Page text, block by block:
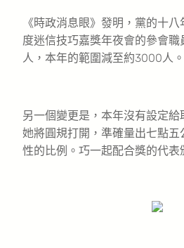
《時政消息眼》發明，黨的十
度迷信技巧嘉獎年夜會的參會
人，本年的範圍減至約3000人。
另一個變更是，本年沒有設定給
她將圓規打開，準確量出七點
性的比例。巧一起配合獎的代表